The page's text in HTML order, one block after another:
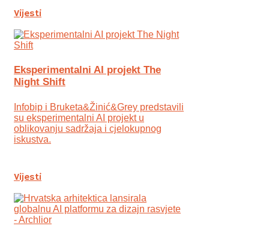
Vijesti
Eksperimentalni AI projekt The
Night Shift
Infobip i Bruketa&Žinić&Grey predstavili
su eksperimentalni AI projekt u
oblikovanju sadržaja i cjelokupnog
iskustva.
Vijesti